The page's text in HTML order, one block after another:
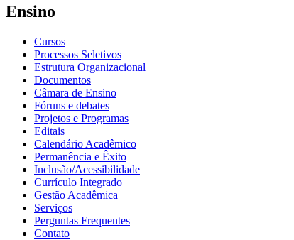
Ensino
Cursos
Processos Seletivos
Estrutura Organizacional
Documentos
Câmara de Ensino
Fóruns e debates
Projetos e Programas
Editais
Calendário Acadêmico
Permanência e Êxito
Inclusão/Acessibilidade
Currículo Integrado
Gestão Acadêmica
Serviços
Perguntas Frequentes
Contato